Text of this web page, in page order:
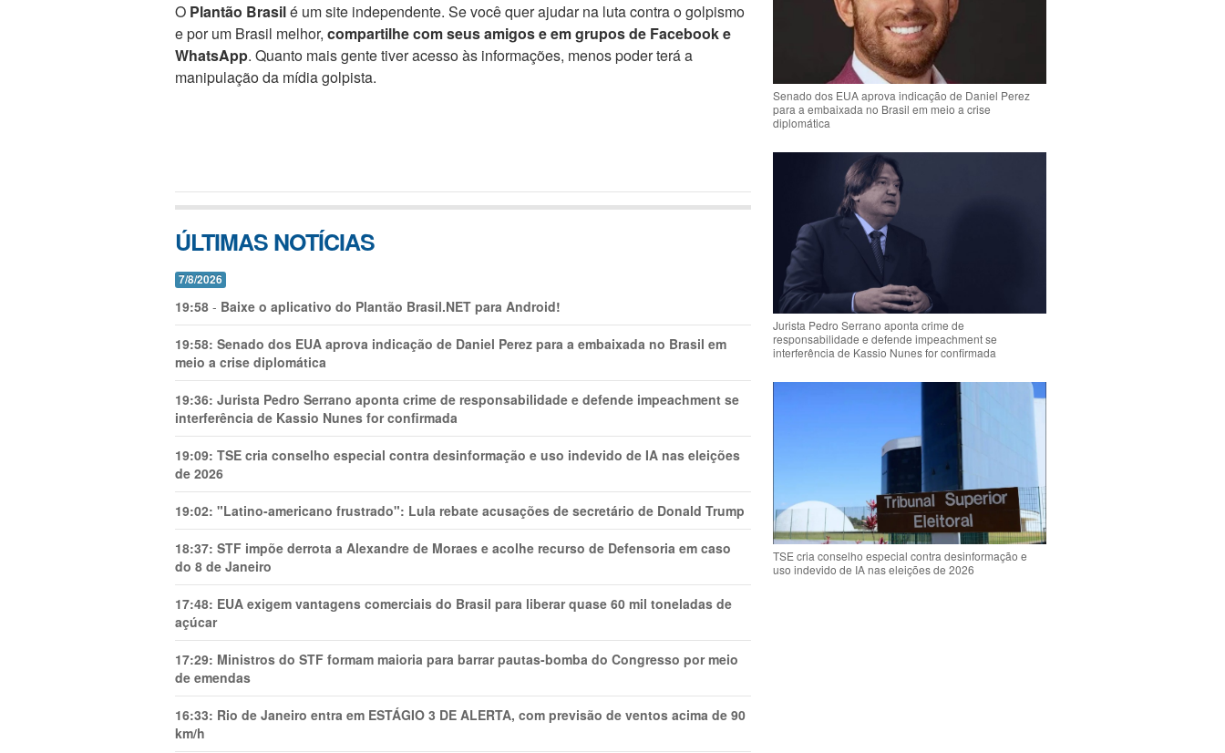
O Plantão Brasilé um site independente. Se você quer ajudar na luta contra o golpismo
e por um Brasil melhor, compartilhe com seus amigos e em grupos de Facebook e
WhatsApp. Quanto mais gente tiver acesso às informações, menos poder terá a
manipulação da mídia golpista.
ÚLTIMAS NOTÍCIAS
7/8/2026
19:58 - Baixe o aplicativo do Plantão Brasil.NET para Android!
19:58: Senado dos EUA aprova indicação de Daniel Perez para a embaixada no Brasil em
meio a crise diplomática
19:36: Jurista Pedro Serrano aponta crime de responsabilidade e defende impeachment se
interferência de Kassio Nunes for confirmada
19:09: TSE cria conselho especial contra desinformação e uso indevido de IA nas eleições
de 2026
19:02: "Latino-americano frustrado": Lula rebate acusações de secretário de Donald Trump
18:37: STF impõe derrota a Alexandre de Moraes e acolhe recurso de Defensoria em caso
do 8 de Janeiro
17:48: EUA exigem vantagens comerciais do Brasil para liberar quase 60 mil toneladas de
açúcar
17:29: Ministros do STF formam maioria para barrar pautas-bomba do Congresso por meio
de emendas
16:33: Rio de Janeiro entra em ESTÁGIO 3 DE ALERTA, com previsão de ventos acima de 90
km/h
Senado dos EUA aprova indicação de Daniel Perez
para a embaixada no Brasil em meio a crise
diplomática
Jurista Pedro Serrano aponta crime de
responsabilidade e defende impeachment se
interferência de Kassio Nunes for confirmada
TSE cria conselho especial contra desinformação e
uso indevido de IA nas eleições de 2026